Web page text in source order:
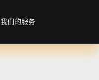
我们的服务